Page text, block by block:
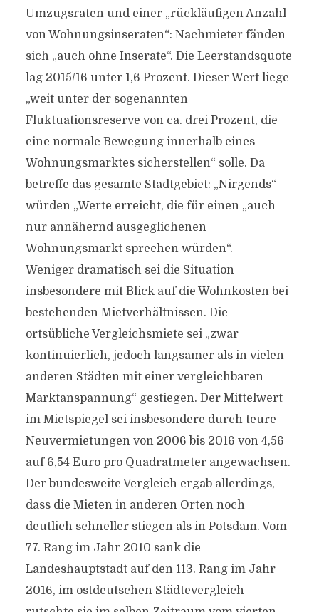
Umzugsraten und einer „rückläufigen Anzahl
von Wohnungsinseraten“: Nachmieter fänden
sich „auch ohne Inserate“. Die Leerstandsquote
lag 2015/16 unter 1,6 Prozent. Dieser Wert liege
„weit unter der sogenannten
Fluktuationsreserve von ca. drei Prozent, die
eine normale Bewegung innerhalb eines
Wohnungsmarktes sicherstellen“ solle. Da
betreffe das gesamte Stadtgebiet: „Nirgends“
würden „Werte erreicht, die für einen „auch
nur annähernd ausgeglichenen
Wohnungsmarkt sprechen würden“.
Weniger dramatisch sei die Situation
insbesondere mit Blick auf die Wohnkosten bei
bestehenden Mietverhältnissen. Die
ortsübliche Vergleichsmiete sei „zwar
kontinuierlich, jedoch langsamer als in vielen
anderen Städten mit einer vergleichbaren
Marktanspannung“ gestiegen. Der Mittelwert
im Mietspiegel sei insbesondere durch teure
Neuvermietungen von 2006 bis 2016 von 4,56
auf 6,54 Euro pro Quadratmeter angewachsen.
Der bundesweite Vergleich ergab allerdings,
dass die Mieten in anderen Orten noch
deutlich schneller stiegen als in Potsdam. Vom
77. Rang im Jahr 2010 sank die
Landeshauptstadt auf den 113. Rang im Jahr
2016, im ostdeutschen Städtevergleich